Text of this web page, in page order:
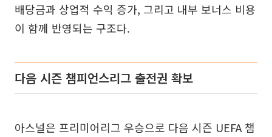
배당금과 상업적 수익 증가, 그리고 내부 보너스 비용
이 함께 반영되는 구조다.
다음 시즌 챔피언스리그 출전권 확보
아스널은 프리미어리그 우승으로 다음 시즌 UEFA 챔